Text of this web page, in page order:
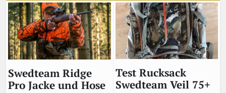
Swedteam Ridge
Pro Jacke und Hose
Test Rucksack
Swedteam Veil 75+